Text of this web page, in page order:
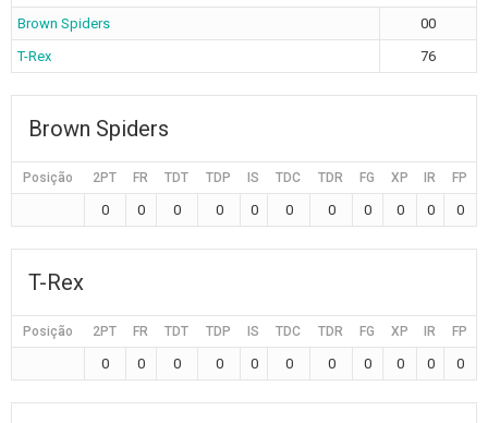
Brown Spiders
00
T-Rex
76
Brown Spiders
Posição 2PT FR TDT TDP IS TDC TDR FG XP IR FP
0 0 0 0 0 0 0 0 0 0 0
T-Rex
Posição 2PT FR TDT TDP IS TDC TDR FG XP IR FP
0 0 0 0 0 0 0 0 0 0 0